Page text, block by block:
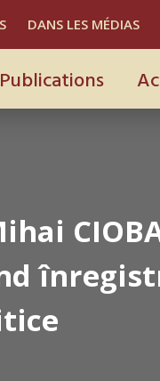
DANS LES MÉDIAS
Publications